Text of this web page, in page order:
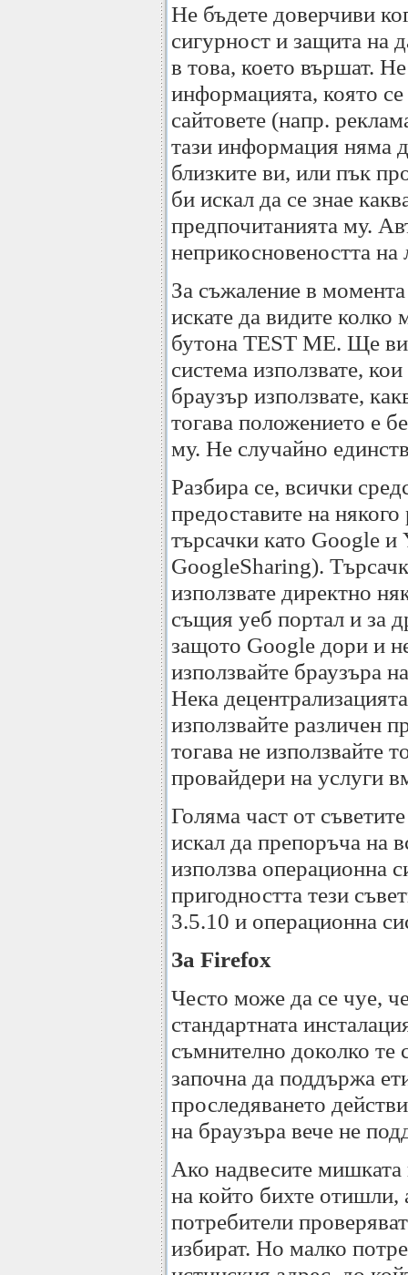
Не бъдете доверчиви
сигурност и защита на
в това, което вършат.
информацията, която
сайтовете (напр.
тази информация няма
близките ви, или пък
би искал да се знае
предпочитанията му.
неприкосновеността на
За съжаление в
искате да видите
бутона TEST ME. Ще
система използвате,
браузър използвате,
тогава положението е
му. Не случайно
Разбира се, всички
предоставите на
търсачки като Google
GoogleSharing).
използвате директно
същия уеб портал и за
защото Google дори и
използвайте браузъра
Нека
използвайте различен
тогава не използвайте
провайдери на услуги
Голяма част от
искал да препоръча на
използва операционна
пригодността тези
3.5.10 и операционна
За Firefox
Често може да се чуе,
стандартната
съмнително доколко те
започна да поддържа
проследяването
на браузъра вече не
Ако надвесите мишката
на който бихте отишли,
потребители
избират. Но малко